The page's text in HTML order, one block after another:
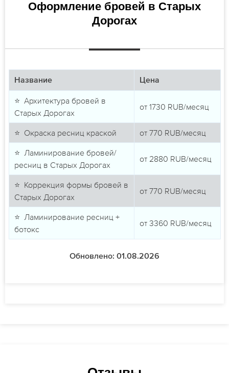
Оформление бровей в Старых
Дорогах
Название Цена
⭐ Архитектура бровей в
Старых Дорогах
от 1730 RUB/месяц
⭐ Окраска ресниц краской от 770 RUB/месяц
⭐ Ламинирование бровей/
ресниц в Старых Дорогах
от 2880 RUB/месяц
⭐ Коррекция формы бровей в
Старых Дорогах
от 770 RUB/месяц
⭐ Ламинирование ресниц +
ботокс
от 3360 RUB/месяц
Обновлено: 01.08.2026